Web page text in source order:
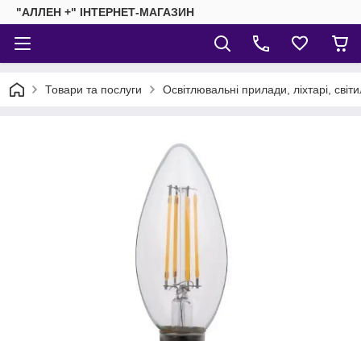
"АЛЛЕН +" ІНТЕРНЕТ-МАГАЗИН
Товари та послуги Освітлювальні прилади, ліхтарі,